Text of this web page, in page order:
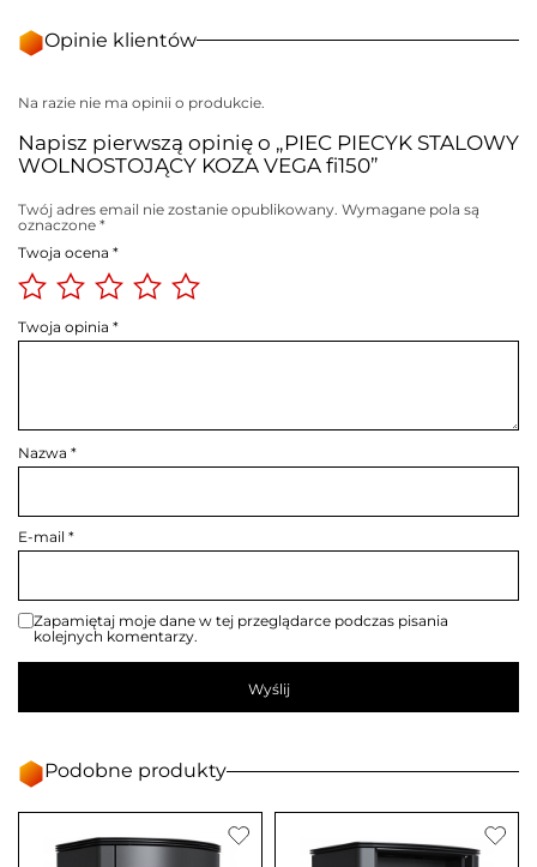
Opinie klientów
Na razie nie ma opinii o produkcie.
Napisz pierwszą opinię o „PIEC PIECYK STALOWY
WOLNOSTOJĄCY KOZA VEGA fi150”
Twój adres email nie zostanie opublikowany. Wymagane pola są
oznaczone *
Twoja ocena *
Twoja opinia *
Nazwa *
E-mail *
Zapamiętaj moje dane w tej przeglądarce podczas pisania
kolejnych komentarzy.
Podobne produkty